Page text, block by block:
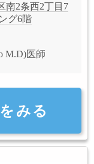
南2条西2丁目7
グ6階
M.D)医師
みる